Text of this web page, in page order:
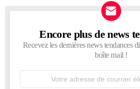
NEWSLETTER
Encore plus de news
Recevez les dernières news tendances
boîte mail !